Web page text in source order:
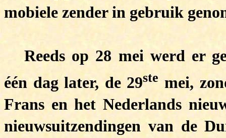
mobiele zender in gebruik
Reeds op 28 mei werd er
één dag later, de 29ste mei,
Frans en het Nederlands
nieuwsuitzendingen van de